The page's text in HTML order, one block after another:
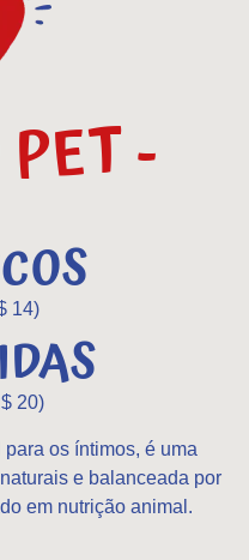
-
14)
20)
os íntimos, é uma
e balanceada por
em nutrição animal.